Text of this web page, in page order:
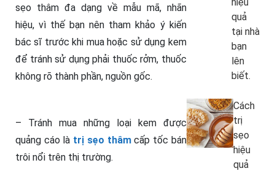
sẹo thâm đa dạng về mẫu mã, nhãn
hiệu, vì thế bạn nên tham khảo ý kiến
bác sĩ trước khi mua hoặc sử dụng kem
để tránh sử dụng phải thuốc rởm, thuốc
không rõ thành phần, nguồn gốc.
– Tránh mua những loại kem được
quảng cáo là trị sẹo thâmcấp tốc bán
trôi nổi trên thị trường.
quả
tại nhà
bạn
lên
biết.
Cách
trị
sẹo
hiệu
quả